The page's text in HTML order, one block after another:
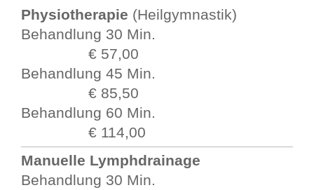
Physiotherapie (Heilgymnastik)
Behandlung 30 Min.
€ 57,00
Behandlung 45 Min.
€ 85,50
Behandlung 60 Min.
€ 114,00
Manuelle Lymphdrainage
Behandlung 30 Min.